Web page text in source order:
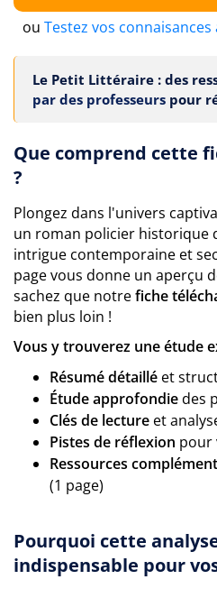
ou Testez vos
Le Petit Littéraire : des
par des professeurs pour
Que comprend cette
?
Plongez dans l'univers
un roman policier historique
intrigue contemporaine et
page vous donne un aperçu
sachez que notrefiche
bien plus loin !
Vous y trouverez une étude
Résumé détaillé et
Étude approfondiedes
Clés de lecture et
Pistes de réflexion pour
Ressources
(1 page)
Pourquoi cette
indispensable pour